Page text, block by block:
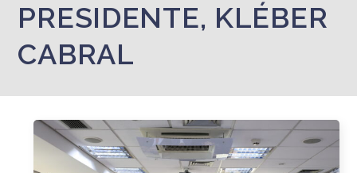
PRESIDENTE, KLÉBER
CABRAL